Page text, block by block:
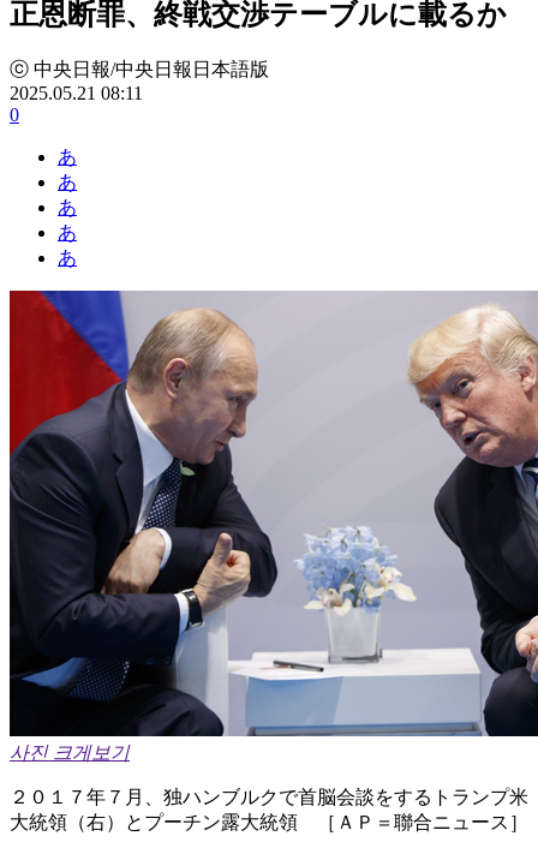
正恩断罪、終戦交渉テーブルに載るか
ⓒ 中央日報/中央日報日本語版
2025.05.21 08:11
0
あ
あ
あ
あ
あ
사진 크게보기
２０１７年７月、独ハンブルクで首脳会談をするトランプ米
大統領（右）とプーチン露大統領 ［ＡＰ＝聯合ニュース］